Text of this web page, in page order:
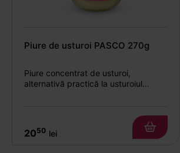
Piure de usturoi PASCO 270g
Piure concentrat de usturoi,
alternativă practică la usturoiul
2050 lei